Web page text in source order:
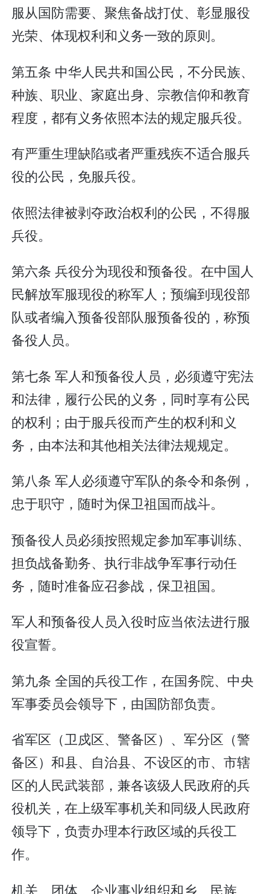
服从国防需要、聚焦备战打仗、彰显服役
光荣、体现权利和义务一致的原则。
第五条 中华人民共和国公民，不分民族、
种族、职业、家庭出身、宗教信仰和教育
程度，都有义务依照本法的规定服兵役。
有严重生理缺陷或者严重残疾不适合服兵
役的公民，免服兵役。
依照法律被剥夺政治权利的公民，不得服
兵役。
第六条 兵役分为现役和预备役。在中国人
民解放军服现役的称军人；预编到现役部
队或者编入预备役部队服预备役的，称预
备役人员。
第七条 军人和预备役人员，必须遵守宪法
和法律，履行公民的义务，同时享有公民
的权利；由于服兵役而产生的权利和义
务，由本法和其他相关法律法规规定。
第八条 军人必须遵守军队的条令和条例，
忠于职守，随时为保卫祖国而战斗。
预备役人员必须按照规定参加军事训练、
担负战备勤务、执行非战争军事行动任
务，随时准备应召参战，保卫祖国。
军人和预备役人员入役时应当依法进行服
役宣誓。
第九条 全国的兵役工作，在国务院、中央
军事委员会领导下，由国防部负责。
省军区（卫戍区、警备区）、军分区（警
备区）和县、自治县、不设区的市、市辖
区的人民武装部，兼各该级人民政府的兵
役机关，在上级军事机关和同级人民政府
领导下，负责办理本行政区域的兵役工
作。
机关、团体、企业事业组织和乡、民族